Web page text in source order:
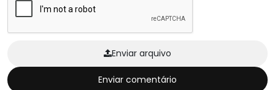
Enviar arquivo
Enviar comentário